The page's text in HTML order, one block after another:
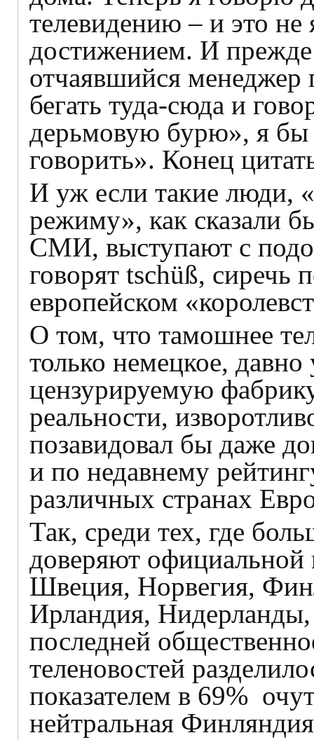
телевидению – и это не
достижением. И
отчаявшийся менеджер
бегать туда-сюда и
дерьмовую бурю», я бы
говорить». Конец
И уж если такие люди,
режиму», как сказали
СМИ, выступают с
говорят tschüß, сиречь
европейском
О том, что тамошнее
только немецкое,
цензурируемую
реальности,
позавидовал бы даже
и по недавнему
различных странах
Так, среди тех, где
доверяют официальной
Швеция, Норвегия,
Ирландия,
последней
теленовостей
показателем в 69%
нейтральная